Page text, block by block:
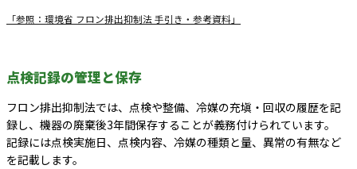
「参照：環境省 フロン排出抑制法 手引き・参考資料」
点検記録の管理と保存
フロン排出抑制法では、点検や整備、冷媒の充塡・回収の履歴を記
録し、機器の廃棄後3年間保存することが義務付けられています。
記録には点検実施日、点検内容、冷媒の種類と量、異常の有無など
を記載します。